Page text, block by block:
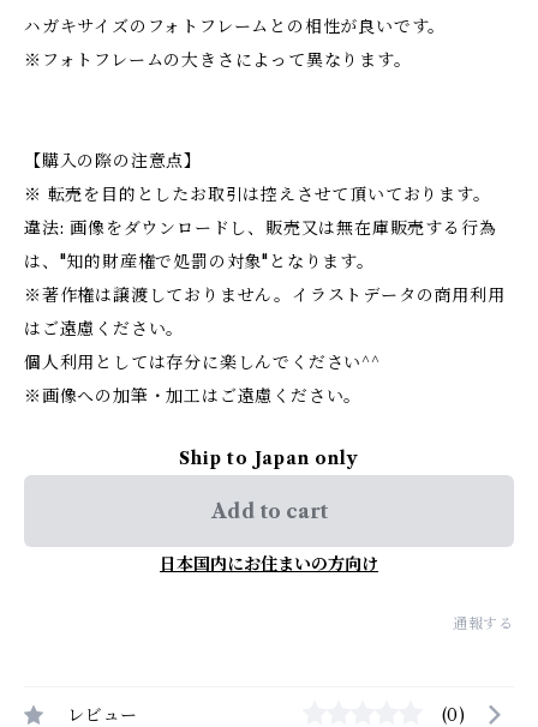
ハガキサイズのフォトフレームとの相性が良いです。
※フォトフレームの大きさによって異なります。
【購入の際の注意点】
※ 転売を目的としたお取引は控えさせて頂いております。
違法: 画像をダウンロードし、販売又は無在庫販売する行為
は、"知的財産権で処罰の対象"となります。
※著作権は譲渡しておりません。イラストデータの商用利用
はご遠慮ください。
個人利用としては存分に楽しんでください^^
※画像への加筆・加工はご遠慮ください。
Ship to Japan only
Add to cart
日本国内にお住まいの方向け
通報する
レビュー (0)